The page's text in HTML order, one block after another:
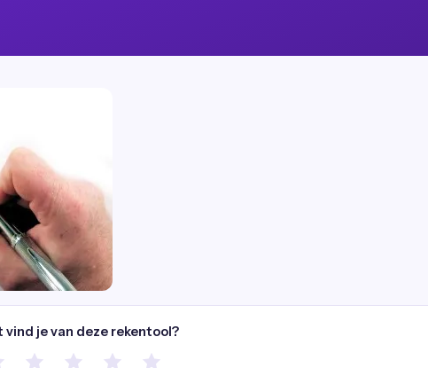
vind je van deze rekentool?